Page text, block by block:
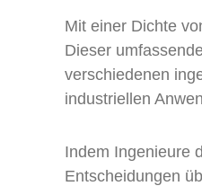
Mit einer Dichte
Dieser
verschiedenen
industriellen
Indem Ingenieure
Entscheidungen